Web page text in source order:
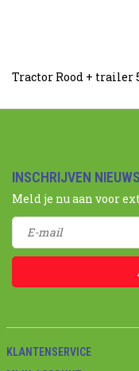
Tractor Rood + trailer
INSCHRIJVEN
Meld je nu aan voor
KLANTENSERVICE